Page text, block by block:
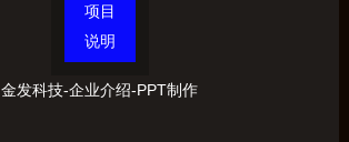
项目
说明
金发科技-企业介绍-PPT制作